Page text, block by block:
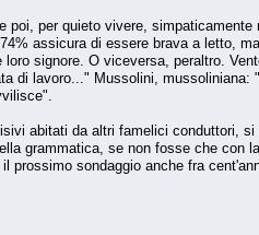
poi, per quieto vivere,
assicura di essere brava a letto,
signore. O viceversa, peraltro.
di lavoro..." Mussolini,
abitati da altri famelici conduttori,
grammatica, se non fosse che
sondaggio anche fra